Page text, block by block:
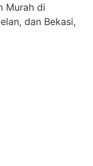
Murah di
dan Bekasi,